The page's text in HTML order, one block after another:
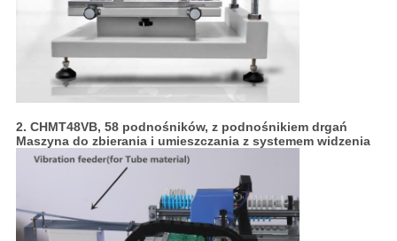
2. CHMT48VB, 58 podnośników, z podnośnikiem drgań
Maszyna do zbierania i umieszczania z systemem widzenia